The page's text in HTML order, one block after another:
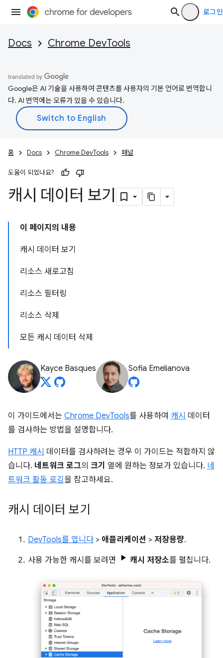
로그인
Docs Chrome DevTools
Google은 AI 기술을 사용하여 콘텐츠를 사용자의 기본 언어로 번역합니
다. AI 번역에는 오류가 있을 수 있습니다.
홈 Docs Chrome DevTools 패널
도움이 되었나요?
캐시 데이터 보기
이 페이지의 내용
캐시 데이터 보기
리소스 새로고침
리소스 필터링
리소스 삭제
모든 캐시 데이터 삭제
Kayce Basques Sofia Emelianova
이 가이드에서는 Chrome DevTools를 사용하여 캐시 데이터
를 검사하는 방법을 설명합니다.
HTTP 캐시 데이터를 검사하려는 경우 이 가이드는 적합하지 않
습니다. 네트워크 로그의 크기 열에 원하는 정보가 있습니다. 네
트워크 활동 로깅을 참고하세요.
캐시 데이터 보기
DevTools를 엽니다 > 애플리케이션 > 저장용량.
사용 가능한 캐시를 보려면 캐시 저장소를 펼칩니다.